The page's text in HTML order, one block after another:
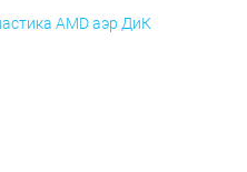
AMD аэр ДиК